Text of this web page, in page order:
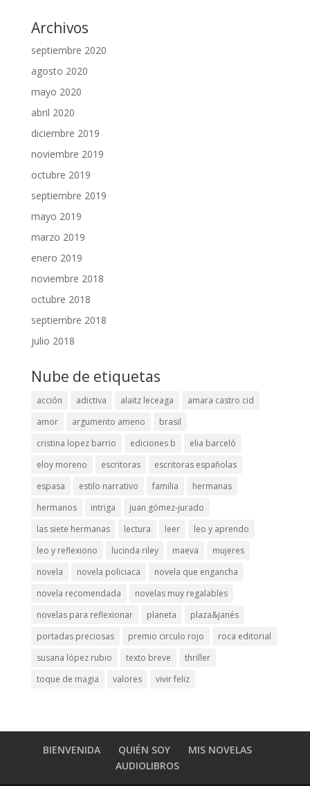
Archivos
septiembre 2020
agosto 2020
mayo 2020
abril 2020
diciembre 2019
noviembre 2019
octubre 2019
septiembre 2019
mayo 2019
marzo 2019
enero 2019
noviembre 2018
octubre 2018
septiembre 2018
julio 2018
Nube de etiquetas
acción adictiva alaitz leceaga
amara castro cid
amor
argumento ameno
brasil
cristina lopez barrio
ediciones b
elia barceló
eloy moreno
escritoras
escritoras españolas
espasa
estilo narrativo familia
hermanas
hermanos
intriga
juan gómez-jurado
las siete hermanas
lectura leer
leo y aprendo
leo y reflexiono
lucinda riley maeva
mujeres
novela
novela policiaca
novela que engancha
novela recomendada
novelas muy regalables
novelas para reflexionar
planeta
plaza&janés
portadas preciosas
premio circulo rojo
roca editorial
susana lópez rubio
texto breve
thriller
toque de magia
valores vivir feliz
BIENVENIDA QUIÉN SOY
MIS NOVELAS
AUDIOLIBROS